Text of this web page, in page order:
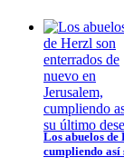
Los abuelos de
cumpliendo así